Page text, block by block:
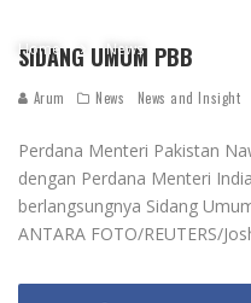
Home News
SIDANG UMUM PBB
Arum News News and Insight
Perdana Menteri Pakistan
dengan Perdana Menteri
berlangsungnya Sidang
ANTARA FOTO/REUTERS/